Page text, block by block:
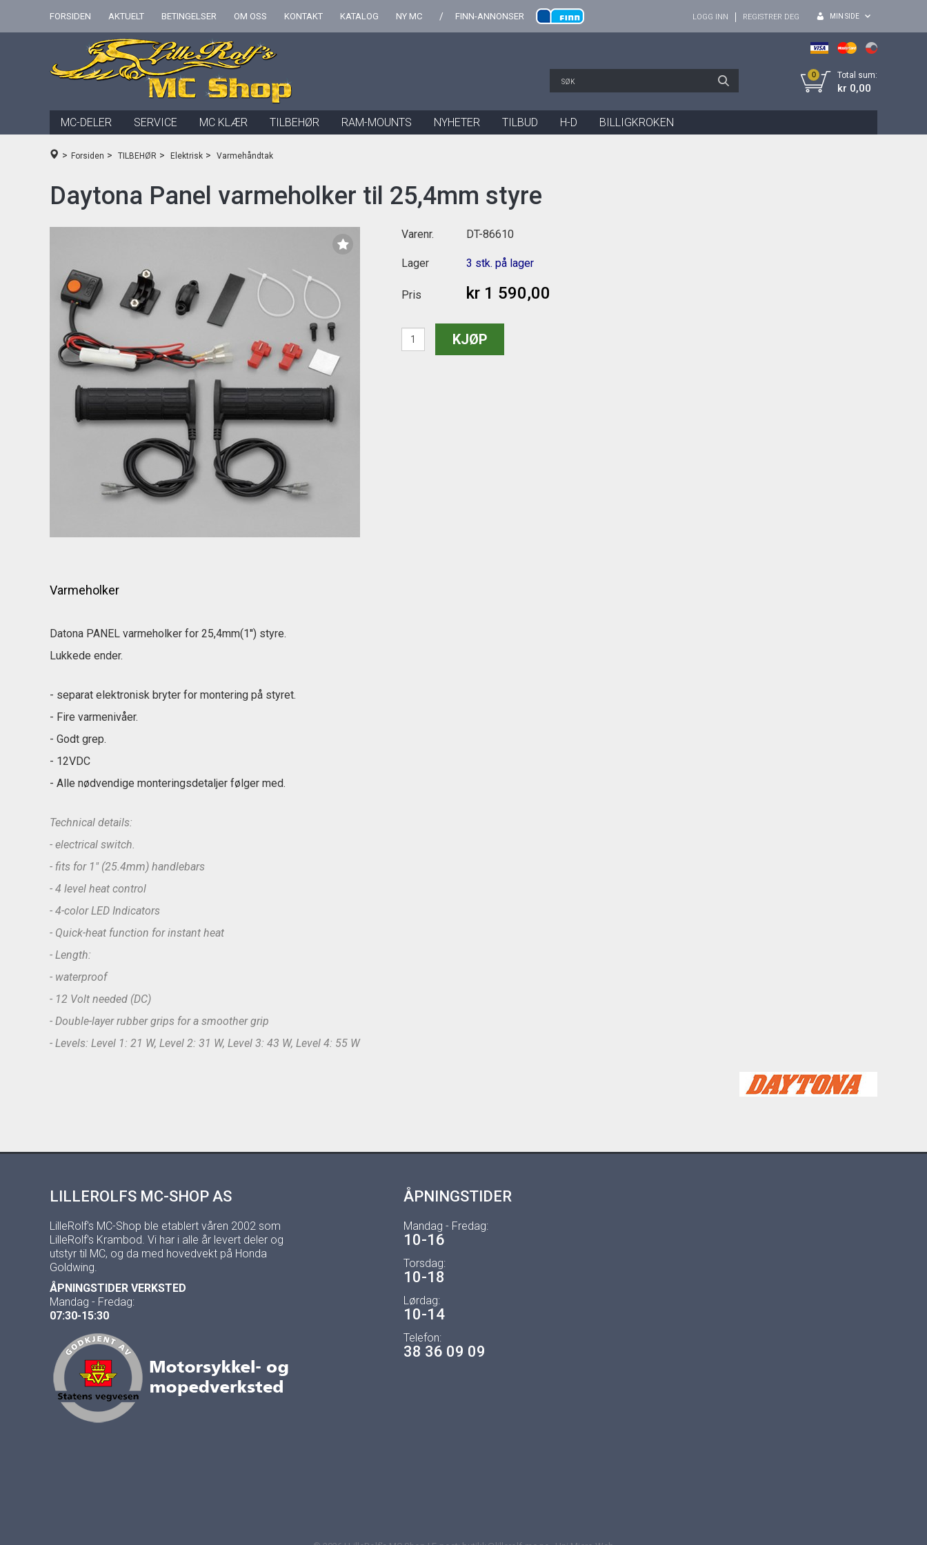
FORSIDEN AKTUELT BETINGELSER OM OSS KONTAKT KATALOG NY MC FINN-ANNONSER MIN SIDE
LOGG INN REGISTRER DEG
0 Total sum:
kr 0,00
MC-DELER SERVICE MC KLÆR TILBEHØR RAM-MOUNTS NYHETER TILBUD H-D BILLIGKROKEN
> Forsiden > TILBEHØR > Elektrisk > Varmehåndtak
Daytona Panel varmeholker til 25,4mm styre
Varenr. DT-86610
Lager 3 stk. på lager
Pris kr 1 590,00
Varmeholker
Datona PANEL varmeholker for 25,4mm(1'') styre.
Lukkede ender.
- separat elektronisk bryter for montering på styret.
- Fire varmenivåer.
- Godt grep.
- 12VDC
- Alle nødvendige monteringsdetaljer følger med.
Technical details:
- electrical switch.
- fits for 1" (25.4mm) handlebars
- 4 level heat control
- 4-color LED Indicators
- Quick-heat function for instant heat
- Length:
- waterproof
- 12 Volt needed (DC)
- Double-layer rubber grips for a smoother grip
- Levels: Level 1: 21 W, Level 2: 31 W, Level 3: 43 W, Level 4: 55 W
LILLEROLFS MC-SHOP AS
LilleRolf's MC-Shop ble etablert våren 2002 som
LilleRolf's Krambod. Vi har i alle år levert deler og
utstyr til MC, og da med hovedvekt på Honda
Goldwing.
ÅPNINGSTIDER VERKSTED
Mandag - Fredag:
07:30-15:30
ÅPNINGSTIDER
Mandag - Fredag:
10-16
Torsdag:
10-18
Lørdag:
10-14
Telefon:
38 36 09 09